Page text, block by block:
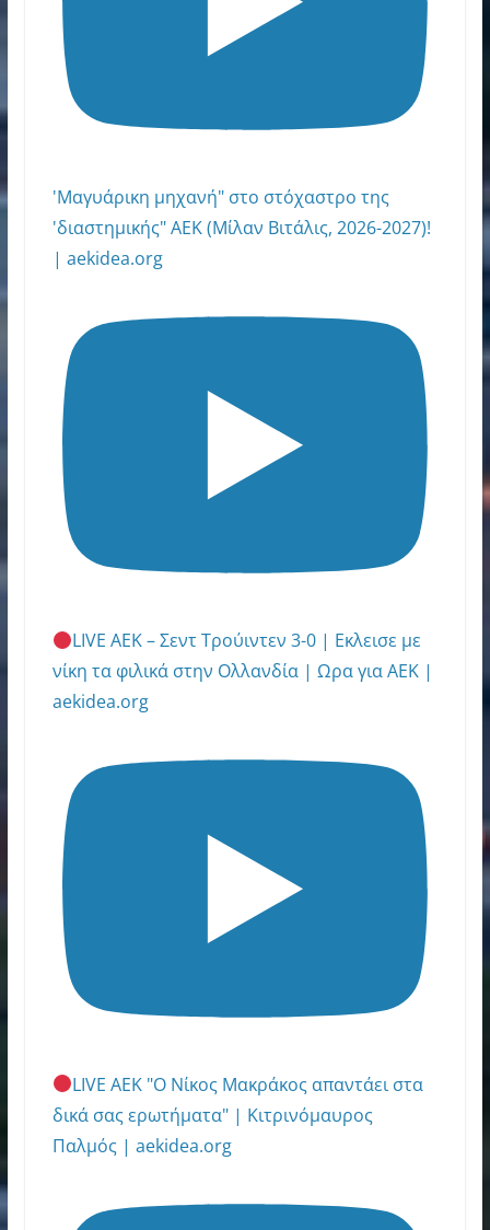
'Μαγυάρικη μηχανή" στο στόχαστρο της
'διαστημικής" ΑΕΚ (Μίλαν Βιτάλις, 2026-2027)!
| aekidea.org
LIVE ΑΕΚ – Σεντ Τρούιντεν 3-0 | Εκλεισε με
νίκη τα φιλικά στην Ολλανδία | Ωρα για ΑΕΚ |
aekidea.org
LIVE ΑΕΚ "Ο Νίκος Μακράκος απαντάει στα
δικά σας ερωτήματα" | Κιτρινόμαυρος
Παλμός | aekidea.org